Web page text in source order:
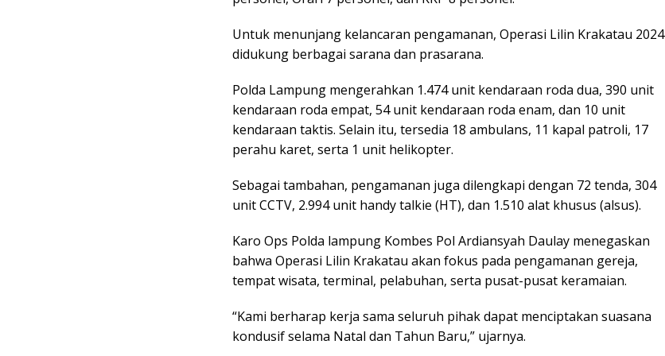
Untuk menunjang kelancaran pengamanan, Operasi Lilin Krakatau 2024
didukung berbagai sarana dan prasarana.
Polda Lampung mengerahkan 1.474 unit kendaraan roda dua, 390 unit
kendaraan roda empat, 54 unit kendaraan roda enam, dan 10 unit
kendaraan taktis. Selain itu, tersedia 18 ambulans, 11 kapal patroli, 17
perahu karet, serta 1 unit helikopter.
Sebagai tambahan, pengamanan juga dilengkapi dengan 72 tenda, 304
unit CCTV, 2.994 unit handy talkie (HT), dan 1.510 alat khusus (alsus).
Karo Ops Polda lampung Kombes Pol Ardiansyah Daulay menegaskan
bahwa Operasi Lilin Krakatau akan fokus pada pengamanan gereja,
tempat wisata, terminal, pelabuhan, serta pusat-pusat keramaian.
“Kami berharap kerja sama seluruh pihak dapat menciptakan suasana
kondusif selama Natal dan Tahun Baru,” ujarnya.